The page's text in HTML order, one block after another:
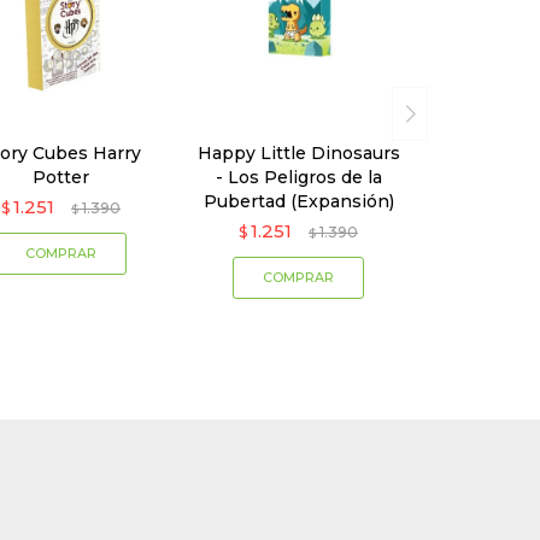
Cubes Harry
Potter
$ 1.251 $ 1.390
Happy Little Dinosaurs
- Los Peligros de la
Pubertad (Expansión)
$ 1.251 $ 1.390